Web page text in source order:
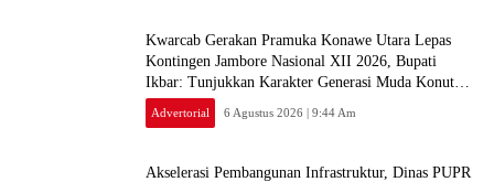
‎Kwarcab Gerakan Pramuka Konawe Utara Lepas
Kontingen Jambore Nasional XII 2026, Bupati
Ikbar: Tunjukkan Karakter Generasi Muda Konut
Advertorial 6 Agustus 2026 | 9:44 Am
Akselerasi Pembangunan Infrastruktur, Dinas PUPR